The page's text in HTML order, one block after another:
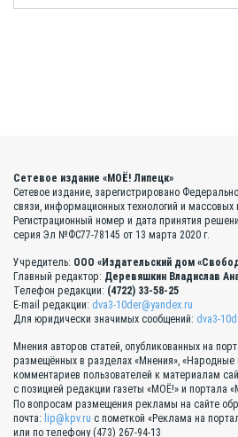
Сетевое издание «МОЁ! Липецк»
Сетевое издание, зарегистрировано
связи, информационных технологий и
Регистрационный номер и дата принятия
серия Эл №ФС77-78145 от 13 марта 2020 г.
Учредитель: ООО «Издательский дом
Главный редактор: Деревяшкин Владислав
Телефон редакции: (4722) 33-58-25
E-mail редакции: dva3-10der@yandex.ru
Для юридически значимых сообщений: dva3-
Мнения авторов статей, опубликованных на
размещённых в разделах «Мнения», «Народные
комментариев пользователей к материалам
с позицией редакции газеты «МОЁ!» и портала
По вопросам размещения рекламы на сайте
почта: lip@kpv.ru с пометкой «Реклама на
или по телефону (473) 267-94-13